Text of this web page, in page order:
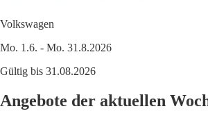
Volkswagen
Mo. 1.6. - Mo. 31.8.2026
Gültig bis 31.08.2026
Angebote der aktuellen